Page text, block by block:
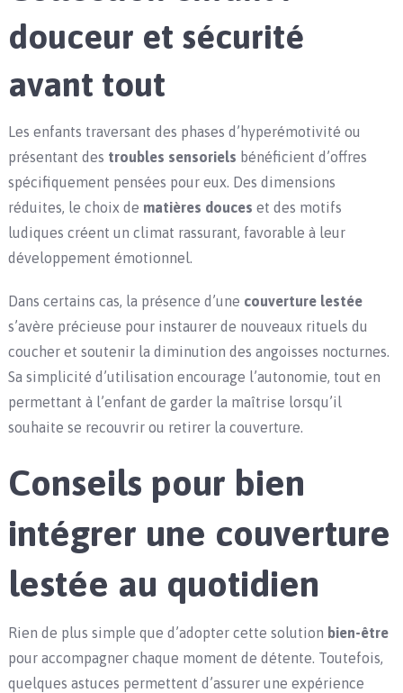
douceur et sécurité
avant tout
Les enfants traversant des phases d’hyperémotivité ou
présentant des troubles sensoriels bénéficient d’offres
spécifiquement pensées pour eux. Des dimensions
réduites, le choix de matières douces et des motifs
ludiques créent un climat rassurant, favorable à leur
développement émotionnel.
Dans certains cas, la présence d’une couverture lestée
s’avère précieuse pour instaurer de nouveaux rituels du
coucher et soutenir la diminution des angoisses nocturnes.
Sa simplicité d’utilisation encourage l’autonomie, tout en
permettant à l’enfant de garder la maîtrise lorsqu’il
souhaite se recouvrir ou retirer la couverture.
Conseils pour bien
intégrer une couverture
lestée au quotidien
Rien de plus simple que d’adopter cette solution bien-être
pour accompagner chaque moment de détente. Toutefois,
quelques astuces permettent d’assurer une expérience